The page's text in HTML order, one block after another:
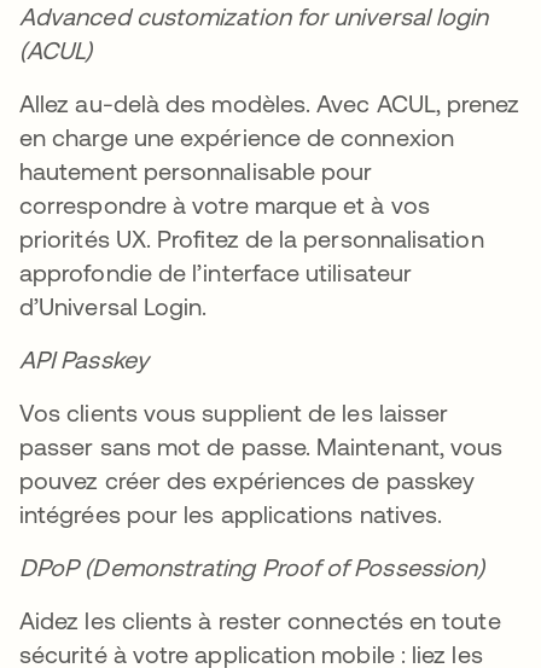
Advanced customization for universal login
(ACUL)
Allez au-delà des modèles. Avec ACUL, prenez
en charge une expérience de connexion
hautement personnalisable pour
correspondre à votre marque et à vos
priorités UX. Profitez de la personnalisation
approfondie de l’interface utilisateur
d’Universal Login.
API Passkey
Vos clients vous supplient de les laisser
passer sans mot de passe. Maintenant, vous
pouvez créer des expériences de passkey
intégrées pour les applications natives.
DPoP (Demonstrating Proof of Possession)
Aidez les clients à rester connectés en toute
sécurité à votre application mobile : liez les